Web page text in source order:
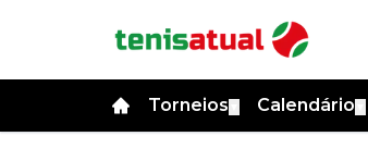
Torneios Calendário